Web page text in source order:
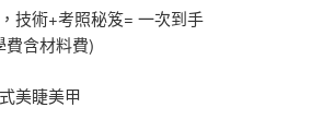
技術+考照秘笈= 一次到手
費含材料費)
美睫美甲